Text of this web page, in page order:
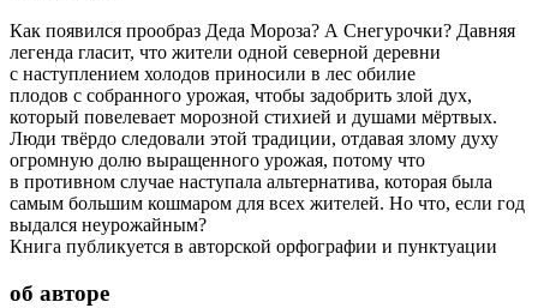
Как появился прообраз Деда Мороза? А Снегурочки? Давняя
легенда гласит, что жители одной северной деревни
с наступлением холодов приносили в лес обилие
плодов с собранного урожая, чтобы задобрить злой дух,
который повелевает морозной стихией и душами мёртвых.
Люди твёрдо следовали этой традиции, отдавая злому духу
огромную долю выращенного урожая, потому что
в противном случае наступала альтернатива, которая была
самым большим кошмаром для всех жителей. Но что, если год
выдался неурожайным?
Книга публикуется в авторской орфографии и пунктуации
об авторе